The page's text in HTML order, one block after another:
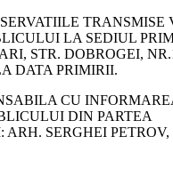
TRANSMISE
LA SEDIUL
STR. DOBROGEI,
DATA PRIMIRII.
CU
DIN PARTEA
SERGHEI PETROV,